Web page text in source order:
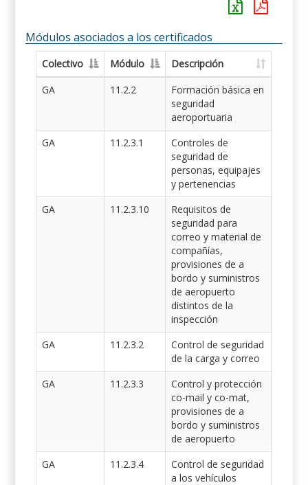
Módulos asociados a los certificados
Colectivo Módulo
Descripción
GA
11.2.2
Formación básica en
seguridad
aeroportuaria
GA
11.2.3.1
Controles de
seguridad de
personas, equipajes
y pertenencias
GA
11.2.3.10
Requisitos de
seguridad para
correo y material de
compañías,
provisiones de a
bordo y suministros
de aeropuerto
distintos de la
inspección
GA
11.2.3.2
Control de seguridad
de la carga y correo
GA
11.2.3.3
Control y protección
co-mail y co-mat,
provisiones de a
bordo y suministros
de aeropuerto
GA
11.2.3.4
Control de seguridad
a los vehículos